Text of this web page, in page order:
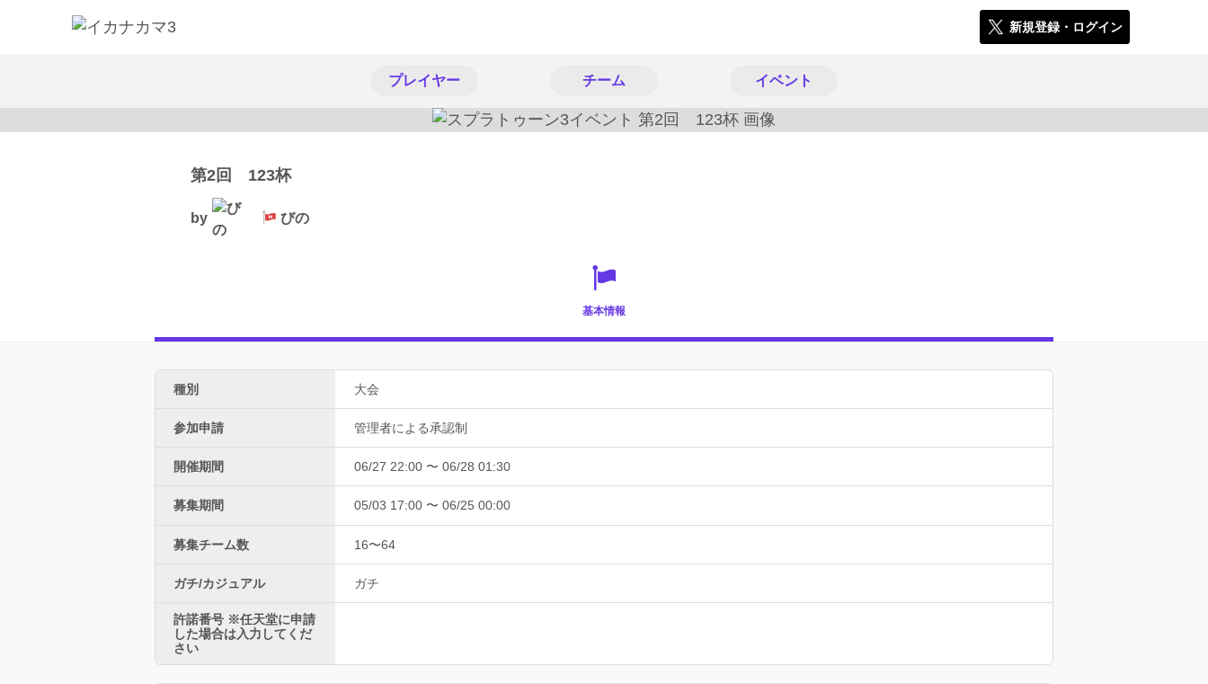
新規登録・ログイン
プレイヤー チーム イベント
第2回 123杯
by びの
基本情報
種別 大会
参加申請 管理者による承認制
開催期間 06/27 22:00 〜 06/28 01:30
募集期間 05/03 17:00 〜 06/25 00:00
募集チーム数 16〜64
ガチ/カジュアル ガチ
許諾番号 ※任天堂に申請
した場合は入力してくだ
さい